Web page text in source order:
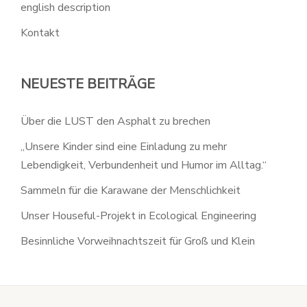
english description
Kontakt
NEUESTE BEITRÄGE
Über die LUST den Asphalt zu brechen
„Unsere Kinder sind eine Einladung zu mehr
Lebendigkeit, Verbundenheit und Humor im Alltag.“
Sammeln für die Karawane der Menschlichkeit
Unser Houseful-Projekt in Ecological Engineering
Besinnliche Vorweihnachtszeit für Groß und Klein